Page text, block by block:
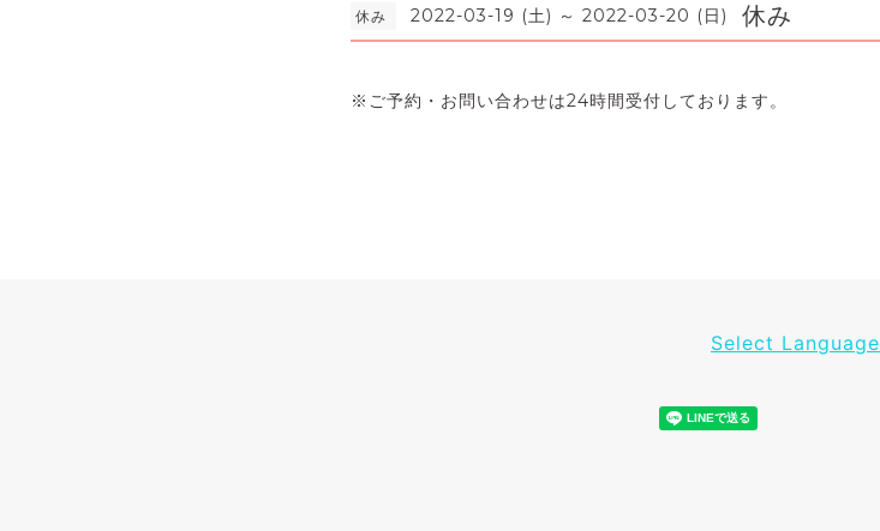
休み 2022-03-19 (土) ～ 2022-03-20 (日) 休み
※ご予約・お問い合わせは24時間受付しております。
Select Language